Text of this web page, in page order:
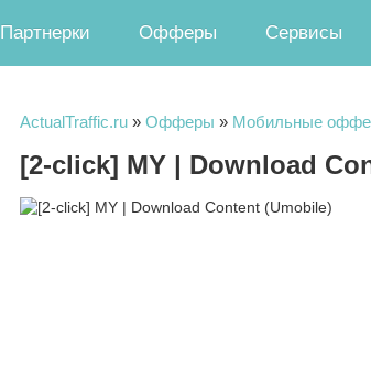
Партнерки Офферы Сервисы
ActualTraffic.ru » Офферы » Мобильные
[2-click] MY | Download